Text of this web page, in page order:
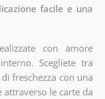
facile e una
con amore
Scegliete tra
freschezza con una
attraverso le carte da